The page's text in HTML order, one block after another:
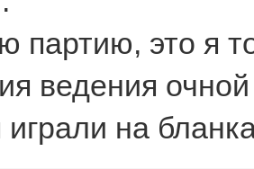
партию, это я
ведения
на